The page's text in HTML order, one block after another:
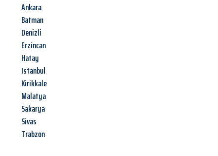
Ankara
Batman
Denizli
Erzincan
Hatay
Istanbul
Kirikkale
Malatya
Sakarya
Sivas
Trabzon